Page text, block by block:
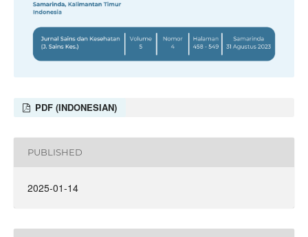
PDF (INDONESIAN)
PUBLISHED
2025-01-14